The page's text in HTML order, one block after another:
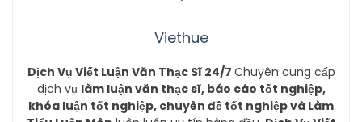
Viethue
Dịch Vụ Viết Luận Văn Thạc Sĩ 24/7 Chuyên cung cấp
dịch vụ làm luận văn thạc sĩ, báo cáo tốt nghiệp,
khóa luận tốt nghiệp, chuyên đề tốt nghiệp và Làm